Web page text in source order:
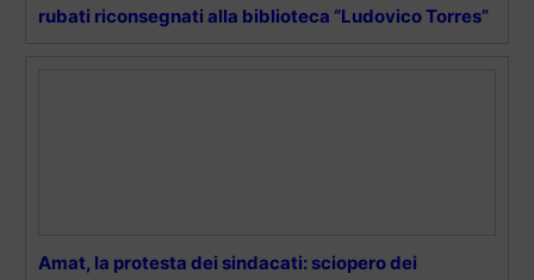
rubati riconsegnati alla biblioteca “Ludovico Torres”
Amat, la protesta dei sindacati: sciopero dei